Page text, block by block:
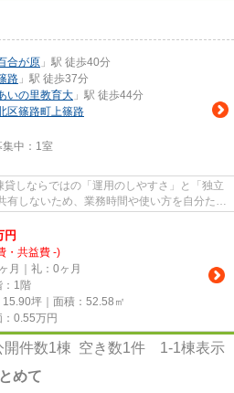
合が原 」駅 徒歩40分
路 」駅 徒歩37分
いの里教育大 」駅 徒歩44分
区篠路町上篠路
中： 1室
しならではの「運用のしやすさ」と「独立
円
・共益費 -)
月｜礼：0ヶ月
：1階
15.90坪｜面積：52.58㎡
0.55万円
開件数1棟 空き数1件 1-1棟表示
めて